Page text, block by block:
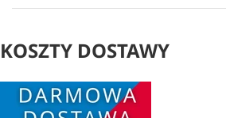
KOSZTY DOSTAWY